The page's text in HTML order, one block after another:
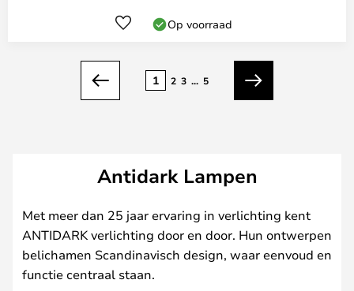
Op voorraad
Vorige
1 2 3 ... 5
Volgende
Antidark Lampen
Met meer dan 25 jaar ervaring in verlichting kent
ANTIDARK verlichting door en door. Hun ontwerpen
belichamen Scandinavisch design, waar eenvoud en
functie centraal staan.